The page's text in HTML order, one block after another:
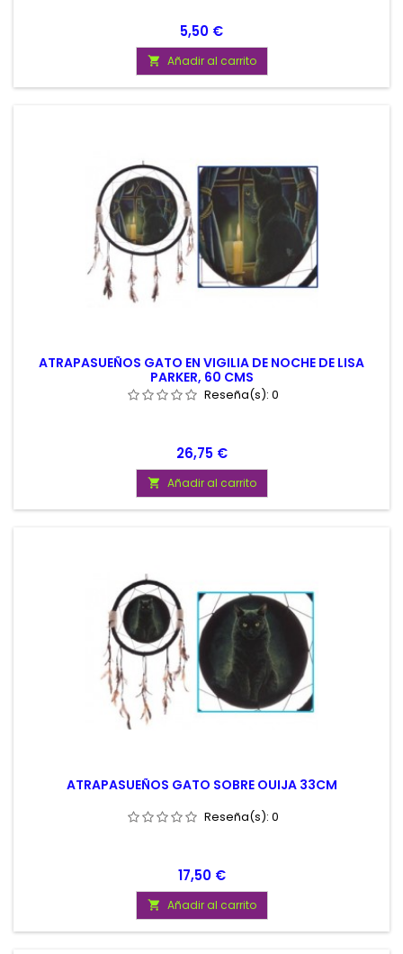
Precio
5,50 €
 Añadir al carrito
ATRAPASUEÑOS GATO EN VIGILIA DE NOCHE DE LISA
PARKER, 60 CMS
Reseña(s): 0
Precio
26,75 €
 Añadir al carrito
ATRAPASUEÑOS GATO SOBRE OUIJA 33CM
Reseña(s): 0
Precio
17,50 €
 Añadir al carrito